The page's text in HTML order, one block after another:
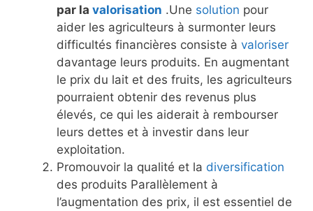
par la valorisation .Une solution pour
aider les agriculteurs à surmonter leurs
difficultés financières consiste à valoriser
davantage leurs produits. En augmentant
le prix du lait et des fruits, les agriculteurs
pourraient obtenir des revenus plus
élevés, ce qui les aiderait à rembourser
leurs dettes et à investir dans leur
exploitation.
Promouvoir la qualité et la diversification
des produits Parallèlement à
l’augmentation des prix, il est essentiel de